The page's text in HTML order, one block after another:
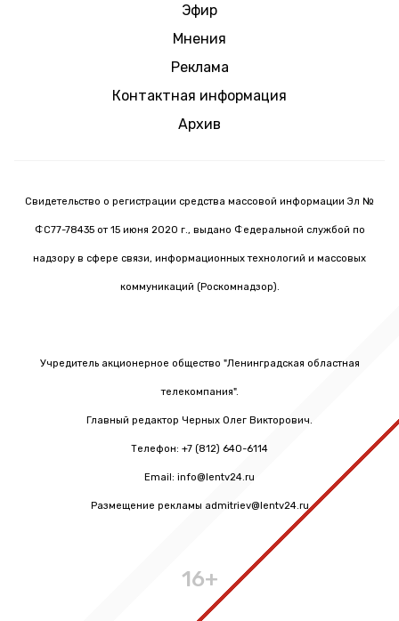
Эфир
Мнения
Реклама
Контактная информация
Архив
Свидетельство о регистрации средства массовой информации Эл №
ФС77-78435 от 15 июня 2020 г., выдано Федеральной службой по
надзору в сфере связи, информационных технологий и массовых
коммуникаций (Роскомнадзор).
Учредитель акционерное общество "Ленинградская областная
телекомпания".
Главный редактор Черных Олег Викторович.
Телефон: +7 (812) 640-6114
Email: info@lentv24.ru
Размещение рекламы admitriev@lentv24.ru
16+